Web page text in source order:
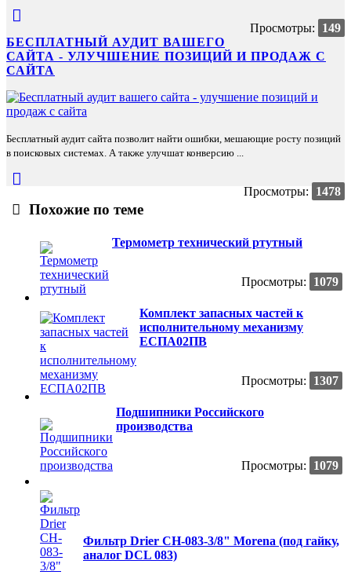
Просмотры:
149
БЕСПЛАТНЫЙ АУДИТ ВАШЕГО
САЙТА - УЛУЧШЕНИЕ ПОЗИЦИЙ И ПРОДАЖ С
САЙТА
Бесплатный аудит сайта позволит найти ошибки, мешающие росту позиций
в поисковых системах. А также улучшат конверсию ...
Просмотры: 1478
Похожие по теме
Термометр технический ртутный
Просмотры: 1079
Комплект запасных частей к
исполнительному механизму
ЕСПА02ПВ
Просмотры: 1307
Подшипники Российского
производства
Просмотры: 1079
Фильтр Drier CH-083-3/8" Morena (под гайку,
аналог DCL 083)